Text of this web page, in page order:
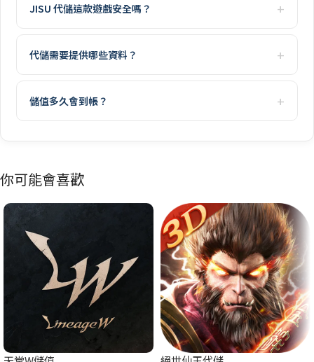
JISU 代儲這款遊戲安全嗎？
代儲需要提供哪些資料？
儲值多久會到帳？
你可能會喜歡